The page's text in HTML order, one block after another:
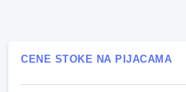
CENE STOKE NA PIJACAMA